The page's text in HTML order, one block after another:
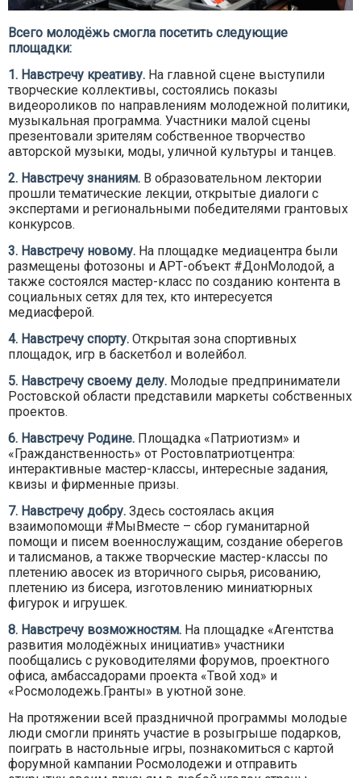
Всего молодёжь смогла посетить следующие
площадки:
1. Навстречу креативу. На главной сцене выступили
творческие коллективы, состоялись показы
видеороликов по направлениям молодежной политики,
музыкальная программа. Участники малой сцены
презентовали зрителям собственное творчество
авторской музыки, моды, уличной культуры и танцев.
2. Навстречу знаниям. В образовательном лектории
прошли тематические лекции, открытые диалоги с
экспертами и региональными победителями грантовых
конкурсов.
3. Навстречу новому. На площадке медиацентра были
размещены фотозоны и АРТ-объект #ДонМолодой, а
также состоялся мастер-класс по созданию контента в
социальных сетях для тех, кто интересуется
медиасферой.
4. Навстречу спорту. Открытая зона спортивных
площадок, игр в баскетбол и волейбол.
5. Навстречу своему делу. Молодые предприниматели
Ростовской области представили маркеты собственных
проектов.
6. Навстречу Родине. Площадка «Патриотизм» и
«Гражданственность» от Ростовпатриотцентра:
интерактивные мастер-классы, интересные задания,
квизы и фирменные призы.
7. Навстречу добру. Здесь состоялась акция
взаимопомощи #МыВместе – сбор гуманитарной
помощи и писем военнослужащим, создание оберегов
и талисманов, а также творческие мастер-классы по
плетению авосек из вторичного сырья, рисованию,
плетению из бисера, изготовлению миниатюрных
фигурок и игрушек.
8. Навстречу возможностям. На площадке «Агентства
развития молодёжных инициатив» участники
пообщались с руководителями форумов, проектного
офиса, амбассадорами проекта «Твой ход» и
«Росмолодежь.Гранты» в уютной зоне.
На протяжении всей праздничной программы молодые
люди смогли принять участие в розыгрыше подарков,
поиграть в настольные игры, познакомиться с картой
форумной кампании Росмолодежи и отправить